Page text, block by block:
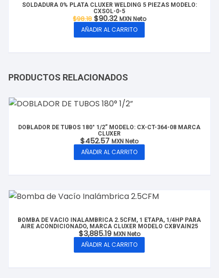
SOLDADURA 0% PLATA CLUXER WELDING 5 PIEZAS MODELO:
CXSOL-0-5
$98.18 El
precio
original
era:
$90.32El
precio
actual
es:
MXN Neto
AÑADIR AL CARRITO
PRODUCTOS RELACIONADOS
DOBLADOR DE TUBOS 180° 1/2” MODELO: CX-CT-364-08 MARCA
CLUXER
$452.57 MXN Neto
AÑADIR AL CARRITO
BOMBA DE VACÍO INALÁMBRICA 2.5CFM, 1 ETAPA, 1/4HP PARA
AIRE ACONDICIONADO, MARCA CLUXER MODELO CXBVAIN25
$3,885.19 MXN Neto
AÑADIR AL CARRITO